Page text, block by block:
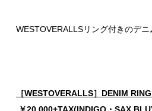
WESTOVERALLSリング付きのデニ
［WESTOVERALLS］DENIM